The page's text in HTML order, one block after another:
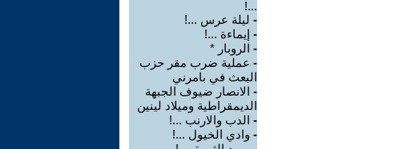
...!
- ليلة عرس ...!
- إيماءة ...!
- الروبار *
- عملية ضرب مقر حزب
البعث في بامرني
- الانصار ضيوف الجبهة
الديمقراطية وميلاد لينين
- الدب والارنب ...!
- وادي الخيول ...!